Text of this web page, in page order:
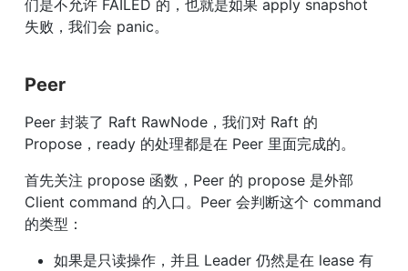
们是不允许 FAILED 的，也就是如果 apply snapshot
失败，我们会 panic。
Peer
Peer 封装了 Raft RawNode，我们对 Raft 的
Propose，ready 的处理都是在 Peer 里面完成的。
首先关注 propose 函数，Peer 的 propose 是外部
Client command 的入口。Peer 会判断这个 command
的类型：
如果是只读操作，并且 Leader 仍然是在 lease 有